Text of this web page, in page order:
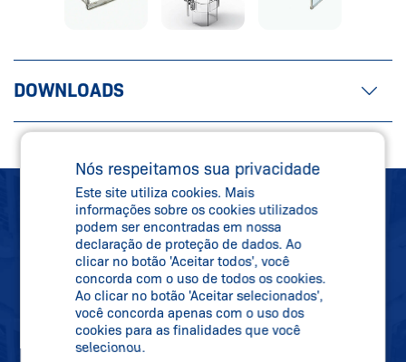
DOWNLOADS
SCHMERSAL
NEWSLETTER
MANTENHA-SE
ATUALIZADO
Nós respeitamos sua privacidade
Este site utiliza cookies. Mais
informações sobre os cookies utilizados
podem ser encontradas em nossa
declaração de proteção de dados. Ao
clicar no botão 'Aceitar todos', você
concorda com o uso de todos os cookies.
Ao clicar no botão 'Aceitar selecionados',
você concorda apenas com o uso dos
cookies para as finalidades que você
selecionou.